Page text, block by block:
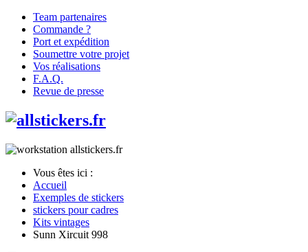
Team partenaires
Commande ?
Port et expédition
Soumettre votre projet
Vos réalisations
F.A.Q.
Revue de presse
Vous êtes ici :
Accueil
Exemples de stickers
stickers pour cadres
Kits vintages
Sunn Xircuit 998